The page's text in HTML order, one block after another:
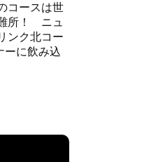
コースは世
所！ ニュ
ンク北コー
ーに飲み込